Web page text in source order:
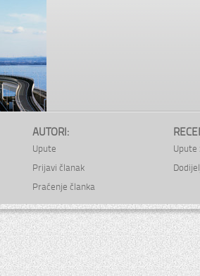
AUTORI:
Upute
Prijavi članak
Praćenje članka
Upute